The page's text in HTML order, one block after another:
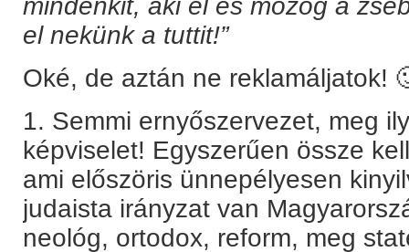
mindenkit, aki él és mozog a
el nekünk a tuttit!”
Oké, de aztán ne reklamáljatok!
1. Semmi ernyőszervezet, meg
képviselet! Egyszerűen össze
ami előszöris ünnepélyesen
judaista irányzat van
neológ, ortodox, reform, meg